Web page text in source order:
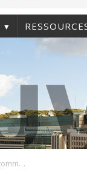
Université d’été 2020 : la communication professionnelle en santé – Changement de date